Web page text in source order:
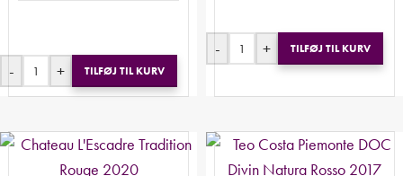
- + TILFØJ TIL KURV
- + TILFØJ TIL KURV